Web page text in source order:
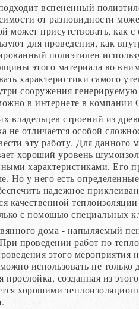
вспененный
от разновидности
присутствовать, как
для проведения, как
полиэтилен
этого материала во
характеристики самого
сооружения
в интернете в
строений из
не отличается особой
эту работу. Для данного
хороший уровень
характеристиками. Его
Но у него есть
надежное
качественной
с помощью специальных
дома - напыляемый
проведении работ по
этого мероприятия
использовать не
созданная из
хорошими